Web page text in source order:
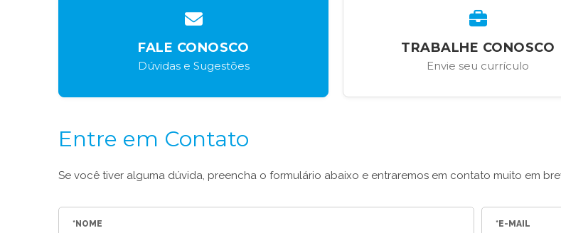
FALE CONOSCO
Dúvidas e Sugestões
TRABALHE CONOSCO
Envie seu currículo
Entre em Contato
Se você tiver alguma dúvida, preencha o formulário abaixo e entraremos em contato muito em